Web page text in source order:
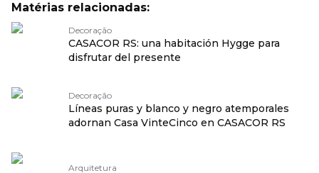
Matérias relacionadas:
Decoração
CASACOR RS: una habitación Hygge para
disfrutar del presente
Decoração
Líneas puras y blanco y negro atemporales
adornan Casa VinteCinco en CASACOR RS
Arquitetura